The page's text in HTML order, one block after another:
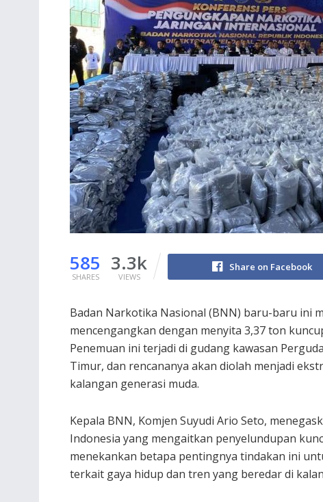
585
SHARES
3.3k
VIEWS
Share on Facebook
Badan Narkotika Nasional (BNN) baru-baru ini
mencengangkan dengan menyita 3,37 ton
Penemuan ini terjadi di gudang kawasan
Timur, dan rencananya akan diolah menjadi
kalangan generasi muda.
Kepala BNN, Komjen Suyudi Ario Seto,
Indonesia yang mengaitkan penyelundupan
menekankan betapa pentingnya tindakan ini
terkait gaya hidup dan tren yang beredar di